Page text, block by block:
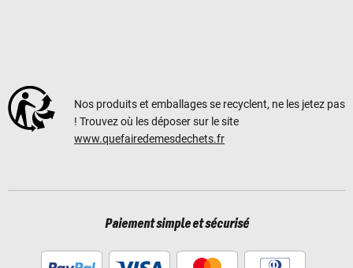
Nos produits et emballages se recyclent, ne les jetez pas
! Trouvez où les déposer sur le site
www.quefairedemesdechets.fr
Paiement simple et sécurisé